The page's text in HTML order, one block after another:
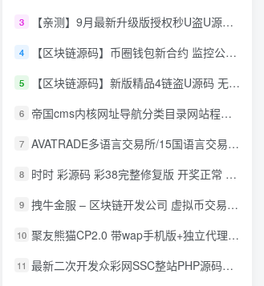
3 【亲测】9月最新升级版授权秒U盗U源码/四链盗U源码/自带提币接口
4 【区块链源码】币圈钱包新合约 监控公链转账地址 尾数模拟转账数据生成 0 U攻击带安装说明
5 【区块链源码】新版精品4链盗U源码 无限开代理模式 后台 代理数据可看 包含搭建教程
6 帝国cms内核网址导航分类目录网站程序源码
7 AVATRADE多语言交易所/15国语言交易所/合约交易/期权交易/币币交易/申购/矿机/风控/前端wap/pc纯源码/带搭建教程
8 时时 彩源码 彩38完整修复版 开奖正常 带手机wap
9 拽牛金服 – 区块链开发公司 虚拟币交易系统 虚拟币交易平台开发 虚拟币ico众
10 聚友熊猫CP2.0 带wap手机版+独立代理后台+整站打包全开源
11 最新二次开发众彩网SSC整站PHP源码+WAP手机版+KJ采集器+集成云端在线充值